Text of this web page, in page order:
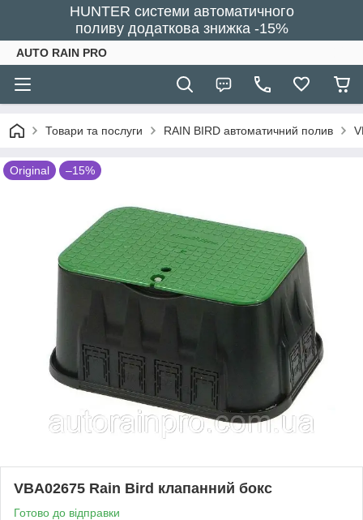
HUNTER системи автоматичного
поливу додаткова знижка -15%
AUTO RAIN PRO
Товари та послуги RAIN BIRD автоматичний полив
Original –15%
VBA02675 Rain Bird клапанний бокс
Готово до відправки